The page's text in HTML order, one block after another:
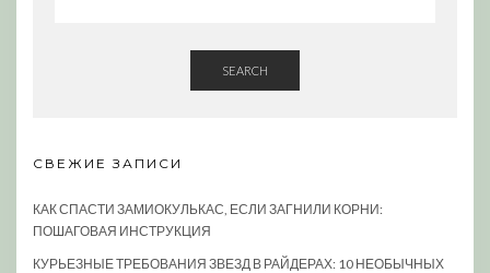
SEARCH
СВЕЖИЕ ЗАПИСИ
КАК СПАСТИ ЗАМИОКУЛЬКАС, ЕСЛИ ЗАГНИЛИ КОРНИ:
ПОШАГОВАЯ ИНСТРУКЦИЯ
КУРЬЕЗНЫЕ ТРЕБОВАНИЯ ЗВЕЗД В РАЙДЕРАХ: 10 НЕОБЫЧНЫХ